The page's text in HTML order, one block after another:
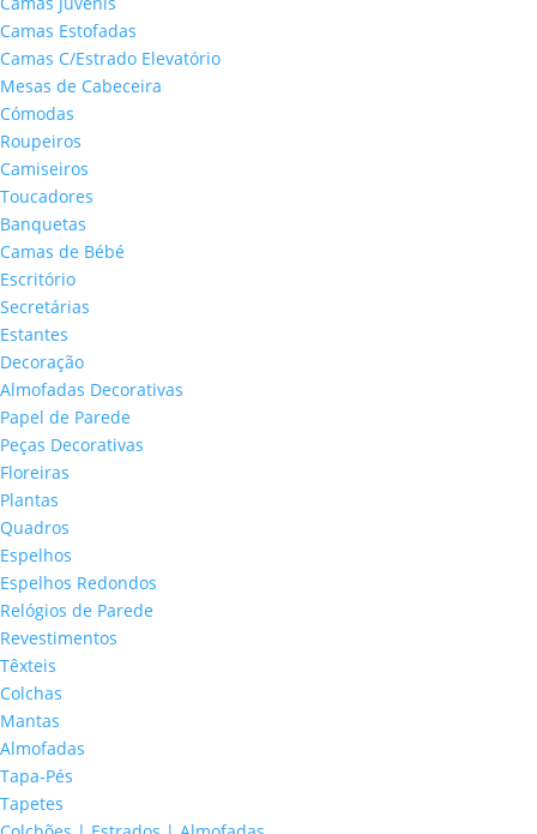
Camas Estofadas
Camas C/Estrado Elevatório
Mesas de Cabeceira
Cómodas
Roupeiros
Camiseiros
Toucadores
Banquetas
Camas de Bébé
Escritório
Secretárias
Estantes
Decoração
Almofadas Decorativas
Papel de Parede
Peças Decorativas
Floreiras
Plantas
Quadros
Espelhos
Espelhos Redondos
Relógios de Parede
Revestimentos
Têxteis
Colchas
Mantas
Almofadas
Tapa-Pés
Tapetes